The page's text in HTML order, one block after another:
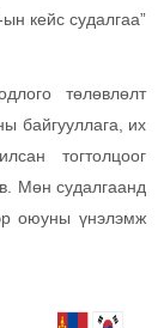
кейс судалгаа”
төлөвлөлт
байгууллага, их
тогтолцоог
Мөн судалгаанд
оюуны үнэлэмж